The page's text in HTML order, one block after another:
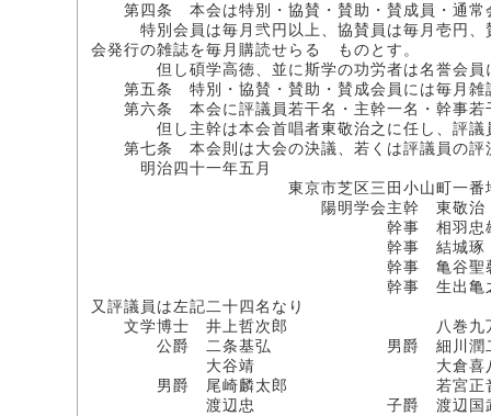
第四条 本会は特別・協賛・賛助・賛成員・通常
特別会員は毎月弐円以上、協賛員は毎月壱円、賛
会発行の雑誌を毎月購読せらるゝものとす。
但し碩学高徳、並に斯学の功労者は名誉会員に
第五条 特別・協賛・賛助・賛成会員には毎月雑
第六条 本会に評議員若干名・主幹一名・幹事若
但し主幹は本会首唱者東敬治之に任し、評議員
第七条 本会則は大会の決議、若くは評議員の評
明治四十一年五月
東京市芝区三田小山町一番
陽明学会主幹 東敬治
幹事 相羽忠
幹事 結城琢
幹事 亀谷聖
幹事 生出亀之
又評議員は左記二十四名なり
文学博士 井上哲次郎 八巻九
公爵 二条基弘 男爵 細川潤
大谷靖 大倉喜八
男爵 尾崎麟太郎 若宮正
渡辺忠 子爵 渡辺国